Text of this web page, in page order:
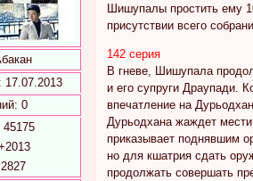
: 17.07.2013
0
45175
Шишупалы простить ему
присутствии всего
142 серия
В гневе, Шишупала
и его супруги Драупади.
впечатление на
Дурьодхана жаждет
приказывает поднявшим
но для кшатрия сдать
продолжать совершать